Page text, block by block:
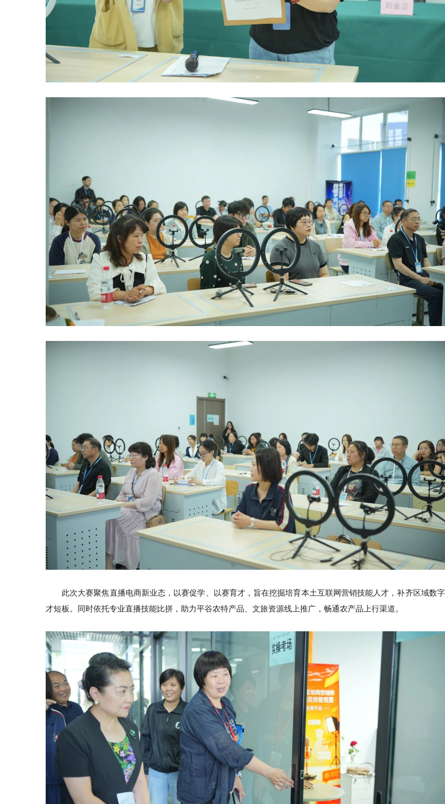
此次大赛聚焦直播电商新业态，以赛促学、以赛育才，旨在挖掘培育本土互联网营销技能人才，补齐区域数
才短板。同时依托专业直播技能比拼，助力平谷农特产品、文旅资源线上推广，畅通农产品上行渠道。